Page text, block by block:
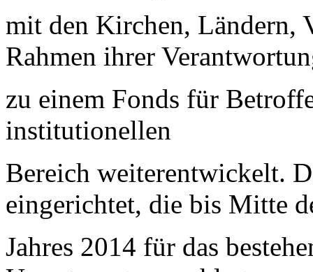
mit den Kirchen, Ländern,
Rahmen ihrer
zu einem Fonds für
institutionellen
Bereich weiterentwickelt.
eingerichtet, die bis Mitte
Jahres 2014 für das